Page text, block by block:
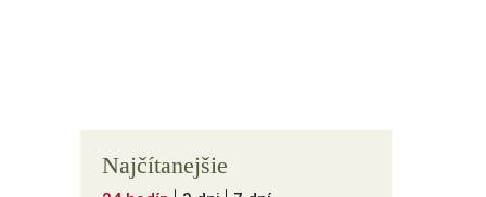
Najčítanejšie